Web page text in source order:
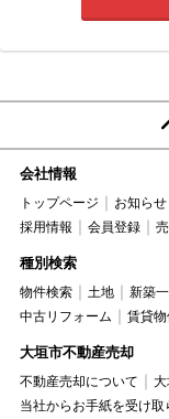
会社情報
トップページ お知らせ
採用情報
会員登録
種別検索
物件検索 土地 新築
中古リフォーム
賃貸
大垣市不動産売却
不動産売却について
当社からお手紙を受け取